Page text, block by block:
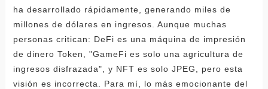
ha desarrollado rápidamente, generando miles de
millones de dólares en ingresos. Aunque muchas
personas critican: DeFi es una máquina de impresión
de dinero Token, "GameFi es solo una agricultura de
ingresos disfrazada", y NFT es solo JPEG, pero esta
visión es incorrecta. Para mí, lo más emocionante del